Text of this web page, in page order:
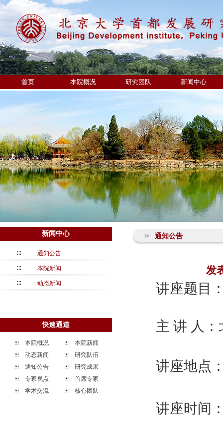
首页 本院概况 研究团队 新闻中心
新闻中心
通知公告
本院新闻
动态新闻
快速通道
本院概况
动态新闻
通知公告
专家视点
学术交流
本院新闻
研究队伍
研究成果
首席专家
核心团队
通知公告
发
讲座题目
主 讲 人
讲座地点
讲座时间